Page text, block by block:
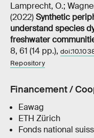
Lamprecht, O.;
(2022)Synthetic
understand species
freshwater
8, 61 (14 pp.),
Repository
Financement /
Eawag
ETH Zürich
Fonds national